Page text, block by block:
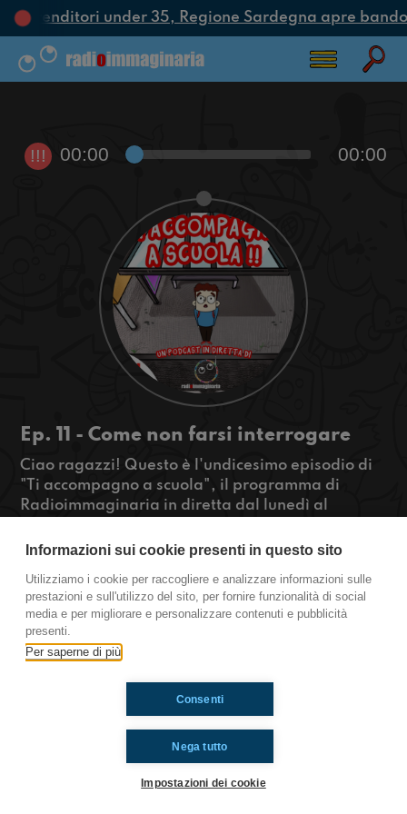
under 35, Regione Sardegna apre
!!! 00:00 00:00
Ep. 11 - Come non farsi interrogare
Ciao ragazzi! Questo è l'undicesimo episodio di
"Ti accompagno a scuola", il programma di
Radioimmaginaria in diretta dal lunedì al
vita quotidiana degli adolescenti durante il
settimana, oggi vi parliamo di come non farsi
interrogare. Voi cosa fate?
https://www.radioimmaginaria.it
Ti è piaciuto? Condividilo!
Informazioni sui cookie presenti in questo sito
Utilizziamo i cookie per raccogliere e analizzare informazioni sulle
prestazioni e sull'utilizzo del sito, per fornire funzionalità di social
media e per migliorare e personalizzare contenuti e pubblicità
presenti.
Per saperne di più
Nega tutto
Consenti
Impostazioni dei cookie